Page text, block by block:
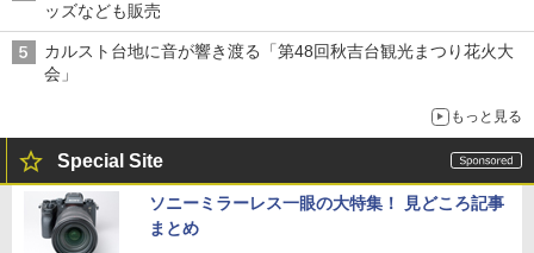
ッズなども販売
カルスト台地に音が響き渡る「第48回秋吉台観光まつり花火大
会」
もっと見る
Special Site
ソニーミラーレス一眼の大特集！ 見どころ記事
まとめ